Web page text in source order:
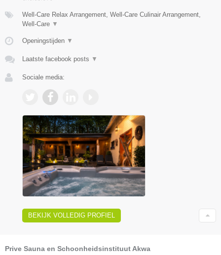
Well-Care Relax Arrangement, Well-Care Culinair Arrangement,
Well-Care ▼
Openingstijden ▼
Laatste facebook posts ▼
Sociale media:
BEKIJK VOLLEDIG PROFIEL
Prive Sauna en Schoonheidsinstituut Akwa